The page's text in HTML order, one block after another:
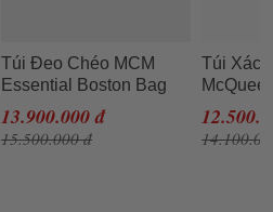
Túi Đeo Chéo MCM
Essential Boston Bag
W/ Airpods Pro Case In
Visetos Original Màu
Nâu
13.900.000 đ
15.500.000 đ
Túi
Croc-